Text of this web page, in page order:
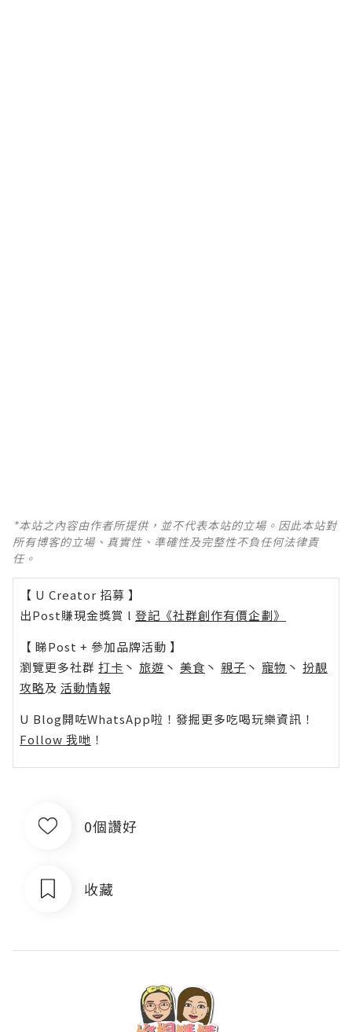
*本站之內容由作者所提供，並不代表本站的立場。因此本站對
所有博客的立場、真實性、準確性及完整性不負任何法律責
任。
【 U Creator 招募 】
出Post賺現金獎賞 l 登記《社群創作有價企劃》
【 睇Post + 參加品牌活動 】
瀏覽更多社群 打卡 丶 旅遊 丶 美食 丶 親子 丶 寵物 丶 扮靚
攻略及 活動情報
U Blog開咗WhatsApp啦！發掘更多吃喝玩樂資訊！
Follow 我哋 ！
0個讚好
收藏